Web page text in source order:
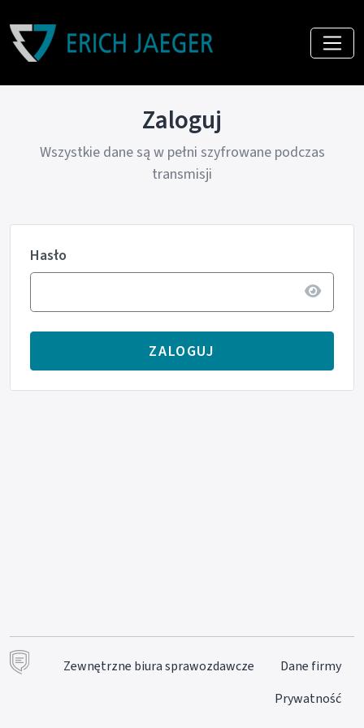
Zaloguj
Wszystkie dane są w pełni szyfrowane podczas
transmisji
Hasło
ZALOGUJ
Zewnętrzne biura sprawozdawcze
Dane firmy
Prywatność